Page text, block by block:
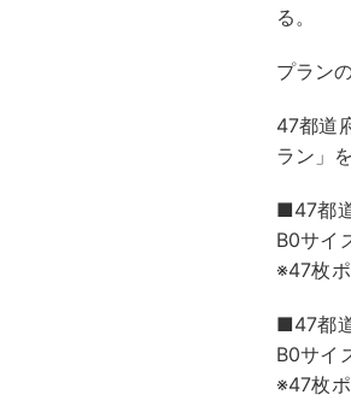
る。
プラン
47都道
ラン」
■47都
B0サイ
※47枚
■47都
B0サイ
※47枚